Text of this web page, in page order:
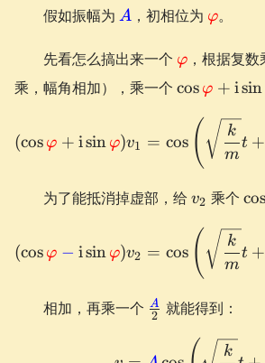
假如振幅为 \textcolor{blue}
A ，初相位为 φ。
先看怎么搞出来一个 φ ，根据复
乘，幅角相加），乘一个 \cos
{\varphi}
\sin
{\varphi}
cos φ + isin
(\cos
(cos φ + isin φ)v1 = cos ( m
k
t +
为了能抵消掉虚部，给v_2
v2 乘个 cos
(\cos
(cos φ − isin φ)v2 = cos ( m
k
t +
相加，再乘一个
{A}}{2}
2
A
就能得到：
v =
k